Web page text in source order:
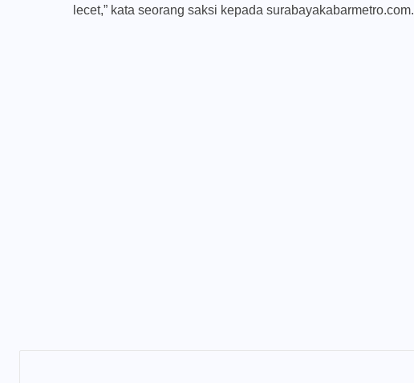
lecet,” kata seorang saksi kepada surabayakabarmetro.com.